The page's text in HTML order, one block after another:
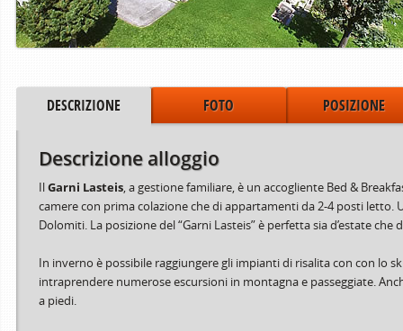
DESCRIZIONE FOTO POSIZIONE
Descrizione alloggio
IlGarni Lasteis, a gestione familiare, è un accogliente Bed &
camere con prima colazione che di appartamenti da 2-4 posti
Dolomiti. La posizione del “Garni Lasteis” è perfetta sia d’estate che
In inverno è possibile raggiungere gli impianti di risalita con con lo
intraprendere numerose escursioni in montagna e passeggiate.
a piedi.